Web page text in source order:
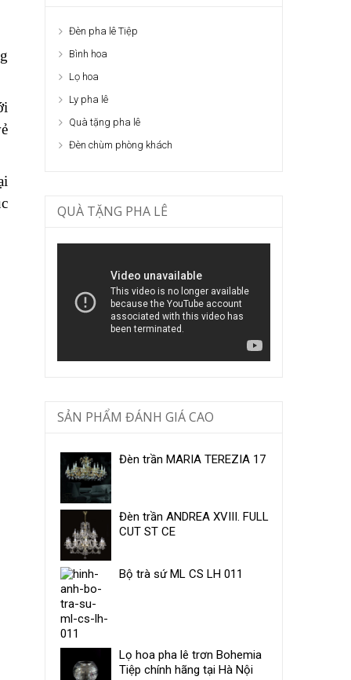
Đèn pha lê Tiệp
Bình hoa
Lọ hoa
Ly pha lê
Quà tặng pha lê
Đèn chùm phòng khách
QUÀ TẶNG PHA LÊ
SẢN PHẨM ĐÁNH GIÁ CAO
Đèn trần MARIA TEREZIA 17
Đèn trần ANDREA XVIII. FULL
CUT ST CE
Bộ trà sứ ​ML CS LH 011
Lọ hoa pha lê trơn Bohemia
Tiệp chính hãng tại Hà Nội